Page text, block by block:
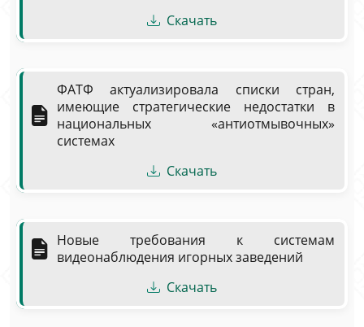
Скачать
ФАТФ актуализировала списки стран,
имеющие стратегические недостатки в
национальных «антиотмывочных»
системах
Скачать
Новые требования к системам
видеонаблюдения игорных заведений
Скачать